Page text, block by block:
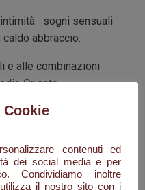
sogni sensuali
abbraccio.
e alle combinazioni
Oriente.
note includono:
con note di testa di
pera, sorbetto e
Cookie
contenuti ed
dei social media e per
Condividiamo inoltre
il nostro sito con i